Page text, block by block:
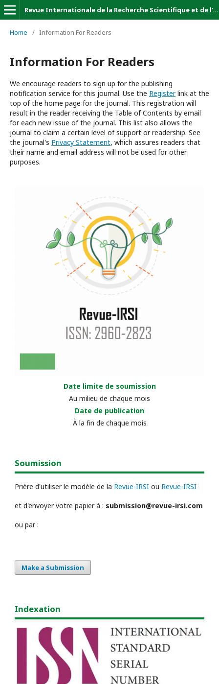
Revue Internationale de la Recherche Scientifique et de l’Innovation (Revue-IRSI)
Home / Information For Readers
Information For Readers
We encourage readers to sign up for the publishing
notification service for this journal. Use the Registerlink at the
top of the home page for the journal. This registration will
result in the reader receiving the Table of Contents by email
for each new issue of the journal. This list also allows the
journal to claim a certain level of support or readership. See
the journal's Privacy Statement, which assures readers that
their name and email address will not be used for other
purposes.
Date limite de soumission
Au milieu de chaque mois
Date de publication
À la fin de chaque mois
Soumission
Prière d'utiliser le modèle de la Revue-IRSI ou Revue-IRSI
et d'envoyer votre papier à : submission@revue-irsi.com
ou par :
Make a Submission
Indexation